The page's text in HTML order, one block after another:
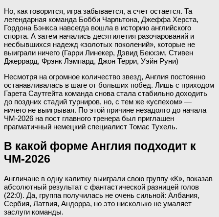
Но, как говорится, игра забывается, а счет остается. Та
легендарная команда Бобби Чарльтона, Джеффа Херста,
Гордона Бэнкса навсегда вошла в историю английского
спорта. А затем начались десятилетия разочарований и
несбывшихся надежд «золотых поколений», которые не
выиграли ничего (Гарри Линекер, Дэвид Бекхэм, Стивен
Джеррард, Фрэнк Лэмпард, Джон Терри, Уэйн Руни)
Несмотря на огромное количество звезд, Англия постоянно
останавливалась в шаге от больших побед. Лишь с приходом
Гарета Саутгейта команда снова стала стабильно доходить
до поздних стадий турниров, но, с тем же «успехом» —
ничего не выигрывая. По этой причине незадолго до начала
ЧМ-2026 на пост главного тренера был приглашен
прагматичный немецкий специалист Томас Тухель.
В какой форме Англия подходит к
ЧМ-2026
Англичане в одну калитку выиграли свою группу «К», показав
абсолютный результат с фантастической разницей голов
(22:0). Да, группа получилась не очень сильной: Албания,
Сербия, Латвия, Андорра, но это нисколько не умаляет
заслуги команды.